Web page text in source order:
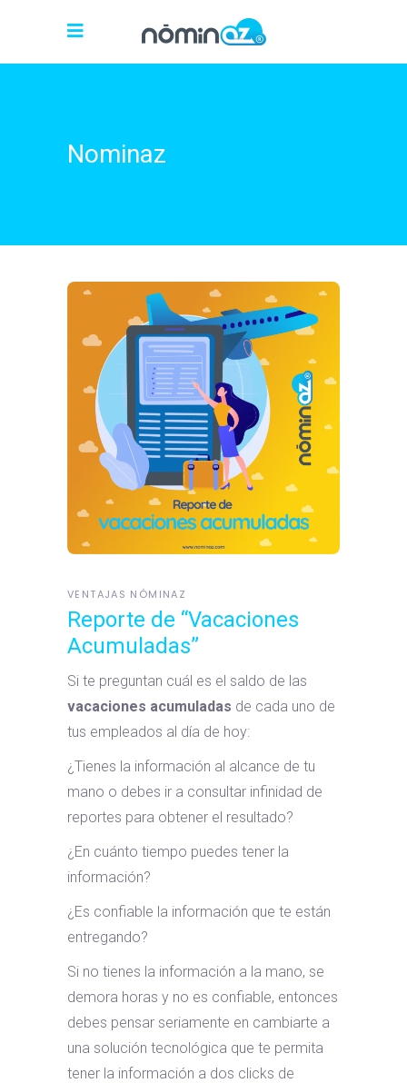
Nominaz
VENTAJAS NÓMINAZ
Reporte de “Vacaciones
Acumuladas”
Si te preguntan cuál es el saldo de las
vacaciones acumuladas de cada uno de
tus empleados al día de hoy:
¿Tienes la información al alcance de tu
mano o debes ir a consultar infinidad de
reportes para obtener el resultado?
¿En cuánto tiempo puedes tener la
información?
¿Es confiable la información que te están
entregando?
Si no tienes la información a la mano, se
demora horas y no es confiable, entonces
debes pensar seriamente en cambiarte a
una solución tecnológica que te permita
tener la información a dos clicks de